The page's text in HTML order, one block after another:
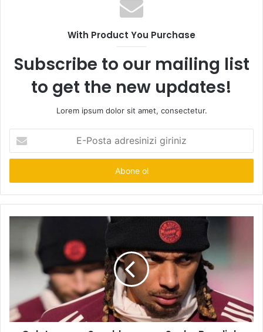
With Product You Purchase
Subscribe to our mailing list
to get the new updates!
Lorem ipsum dolor sit amet, consectetur.
Posta
adresinizi